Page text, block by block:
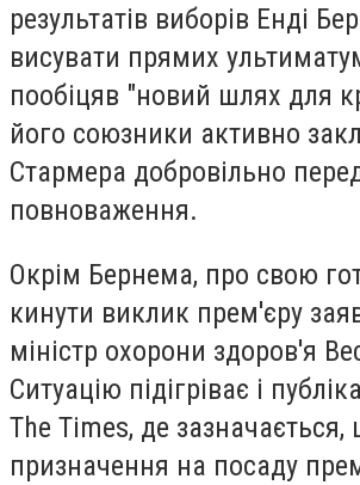
результатів виборів Енді
висувати прямих
пообіцяв "новий шлях для
його союзники активно
Стармера добровільно
повноваження.
Окрім Бернема, про свою
кинути виклик прем'єру
міністр охорони здоров'я
Ситуацію підігріває і
The Times, де зазначається,
призначення на посаду